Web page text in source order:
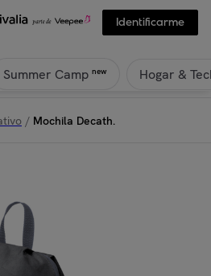
Identificarme
Summer Camp new Hogar &
/ Mochila Decath.